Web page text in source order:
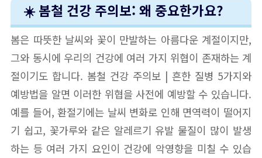
☀️ 봄철 건강 주의보: 왜 중요한가요?
봄은 따뜻한 날씨와 꽃이 만발하는 아름다운 계절이지만,
그와 동시에 우리의 건강에 여러 가지 위협이 존재하는 계
절이기도 합니다. 봄철 건강 주의보 | 흔한 질병 5가지와
예방법을 알면 이러한 위협을 사전에 예방할 수 있습니다.
예를 들어, 환절기에는 날씨 변화로 인해 면역력이 떨어지
기 쉽고, 꽃가루와 같은 알레르기 유발 물질이 많이 발생
하는 등 여러 가지 요인이 건강에 악영향을 미칠 수 있습